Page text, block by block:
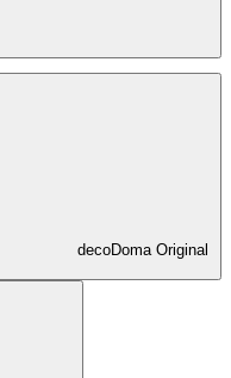
decoDoma Original